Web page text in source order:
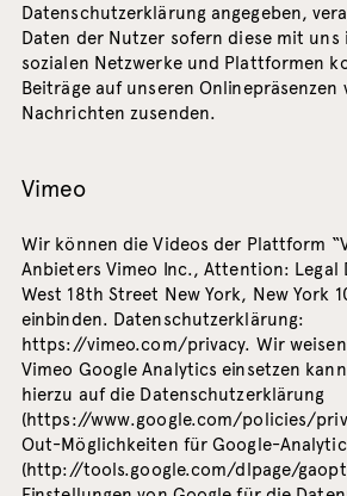
Datenschutzerklärung angegeben,
Daten der Nutzer sofern diese mit uns
sozialen Netzwerke und Plattformen
Beiträge auf unseren Onlinepräsenzen
Nachrichten zusenden.
Vimeo
Wir können die Videos der Plattform
Anbieters Vimeo Inc., Attention: Legal
West 18th Street New York, New York
einbinden. Datenschutzerklärung:
https://vimeo.com/privacy. Wir
Vimeo Google Analytics einsetzen
hierzu auf die Datenschutzerklärung
(https://www.google.com/policies/
Out-Möglichkeiten für Google-
(http://tools.google.com/dlpage/